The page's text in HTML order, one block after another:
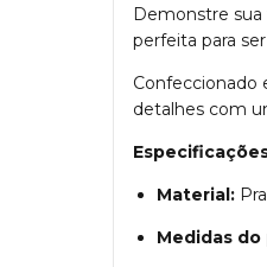
Demonstre sua
perfeita para
Confeccionado
detalhes com
Material:
Medidas